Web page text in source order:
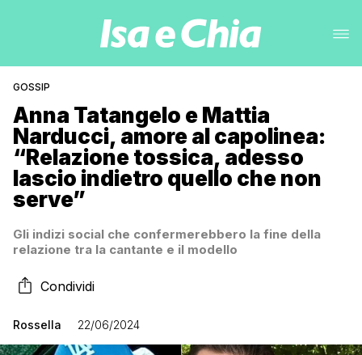
GOSSIP
Anna Tatangelo e Mattia
Narducci, amore al capolinea:
“Relazione tossica, adesso
lascio indietro quello che non
serve”
Gli indizi social che confermerebbero la fine della
relazione tra la cantante e il modello
Condividi
Rossella 22/06/2024